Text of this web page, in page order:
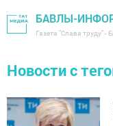
БАВЛЫ-
Газета "Слава труду" -
Новости с